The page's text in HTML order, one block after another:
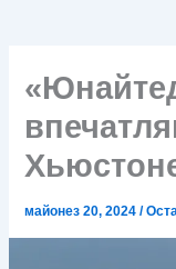
майонез 20, 2024/